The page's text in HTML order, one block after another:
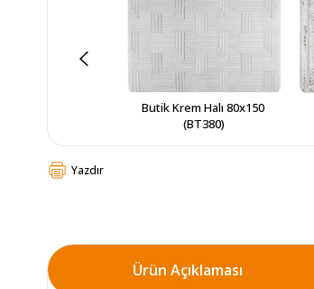
Butik Krem Halı 80x150
(BT380)
Yazdır
Ürün Açıklaması